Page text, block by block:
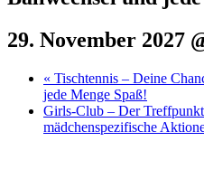
29. November 2027
« Tischtennis – Deine
jede Menge Spaß!
Girls-Club – Der
mädchenspezifische